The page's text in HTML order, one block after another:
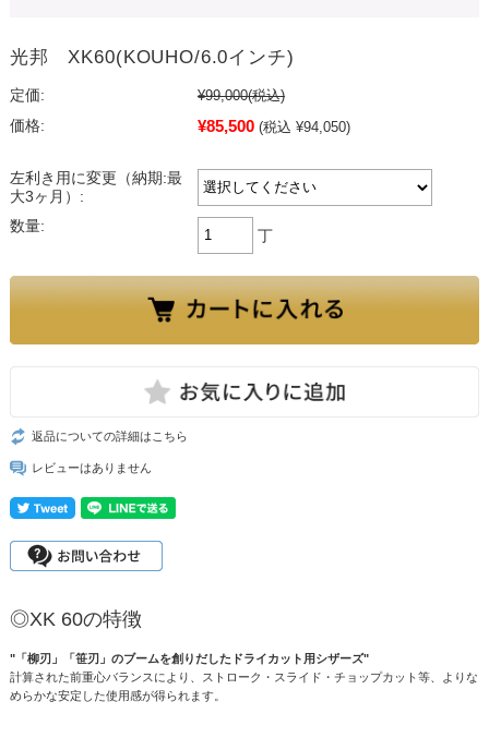
光邦 XK60(KOUHO/6.0インチ)
定価: ¥99,000(税込)
価格:
¥85,500 (税込 ¥94,050)
左利き用に変更（納期:最
大3ヶ月）:
数量:
丁
返品についての詳細はこちら
レビューはありません
◎XK 60の特徴
"「柳刃」「笹刃」のブームを創りだしたドライカット用シザーズ"
計算された前重心バランスにより、ストローク・スライド・チョップカット等、よりな
めらかな安定した使用感が得られます。